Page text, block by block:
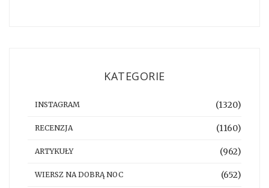
KATEGORIE
INSTAGRAM (1320)
RECENZJA (1160)
ARTYKUŁY (962)
WIERSZ NA DOBRĄ NOC (652)